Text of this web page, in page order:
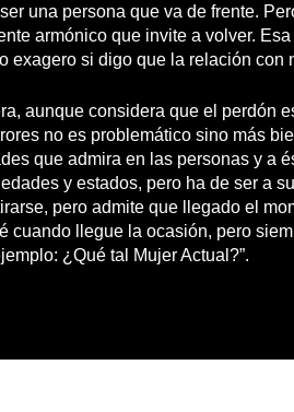
una persona que va de frente.
armónico que invite a volver.
si digo que la relación con
aunque considera que el perdón
no es problemático sino más
que admira en las personas y a
y estados, pero ha de ser a
pero admite que llegado el
llegue la ocasión, pero
¿Qué tal Mujer Actual?”.